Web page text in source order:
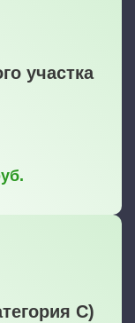
участка
С)